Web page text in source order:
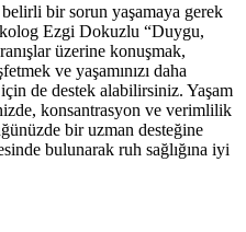
bir sorun yaşamaya gerek
Ezgi Dokuzlu “Duygu,
üzerine konuşmak,
ve yaşamınızı daha
de destek alabilirsiniz. Yaşam
konsantrasyon ve verimlilik
bir uzman desteğine
bulunarak ruh sağlığına iyi